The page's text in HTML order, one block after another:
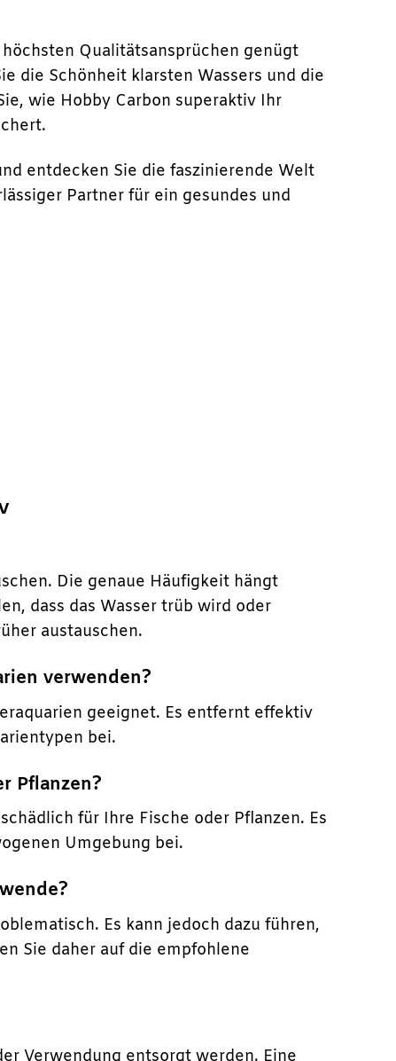
Qualitätsansprüchen genügt
die Schönheit klarsten Wassers und die
wie Hobby Carbon superaktiv Ihr
entdecken Sie die faszinierende Welt
Partner für ein gesundes und
Die genaue Häufigkeit hängt
dass das Wasser trüb wird oder
austauschen.
verwenden?
geeignet. Es entfernt effektiv
bei.
Pflanzen?
für Ihre Fische oder Pflanzen. Es
Umgebung bei.
Es kann jedoch dazu führen,
Sie daher auf die empfohlene